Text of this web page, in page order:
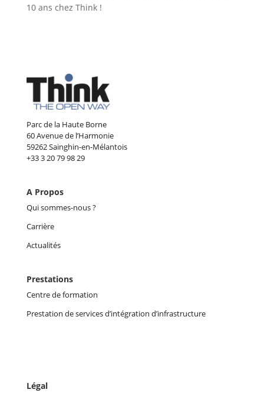
10 ans chez Think !
Parc de la Haute Borne
60 Avenue de l’Harmonie
59262 Sainghin-en-Mélantois
+33 3 20 79 98 29
A Propos
Qui sommes-nous ?
Carrière
Actualités
Prestations
Centre de formation
Prestation de services d’intégration d’infrastructure
Légal